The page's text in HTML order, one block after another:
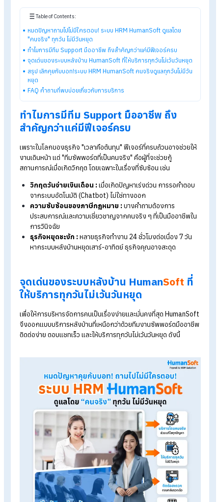
ได้ทุกวัน ไม่มีวันหยุด เพื่อให้ธุรกิจของคุณดำเนินต่อไปได้อย่างไม่มี
สะดุด
Explore HumanSoft HR software
Automated payroll software
Online time-attendance system
Payroll software pricing from THB 590/month
Start a free 30-day trial
Table of Contents:
หมดปัญหาถามไปไม่มีใครตอบ! ระบบ HRM HumanSoft ดูแลโดย
"คนจริง" ทุกวัน ไม่มีวันหยุด
ทำไมการมีทีม Support มืออาชีพ ถึงสำคัญกว่าแค่มีฟีเจอร์ครบ
จุดเด่นของระบบหลังบ้าน HumanSoft ที่ให้บริการทุกวันไม่เว้นวันหยุด
สรุป เลิกคุยกับบอท!ระบบ HRM HumanSoft คนจริงดูแลทุกวันไม่มีวัน
หยุด
FAQ คำถามที่พบบ่อยเกี่ยวกับการบริการ
ทำไมการมีทีม Support มืออาชีพ ถึง
สำคัญกว่าแค่มีฟีเจอร์ครบ
เพราะในโลกของธุรกิจ "เวลาคือต้นทุน" ฟีเจอร์ที่ครบถ้วนอาจช่วย
งานเดินหน้า แต่ "ทีมซัพพอร์ตที่เป็นคนจริง" คือผู้ที่จะช่วยกู้
สถานการณ์เมื่อเกิดวิกฤต โดยเฉพาะในเรื่องที่ซับซ้อน เช่น
วิกฤตวันจ่ายเงินเดือน :เมื่อเกิดปัญหาเร่งด่วน การรอคำต
จากระบบอัตโนมัติ (Chatbot) ไม่ใช่ทางออก
ความซับซ้อนของภาษีกฎหมาย :บางคำถามต้องการ
ประสบการณ์และความเชี่ยวชาญจากคนจริง ๆ ที่เป็นมืออาชีพ
การวินิจฉัย
ธุรกิจหยุดชะงัก :
หลายธุรกิจทำงาน 24 ชั่วโมงต่อเนื่อง 7
หากระบบหลังบ้านหยุดเสาร์-อาทิตย์ ธุรกิจคุณอาจสะดุด
จุดเด่นของระบบหลังบ้าน HumanSoft
ให้บริการทุกวันไม่เว้นวันหยุด